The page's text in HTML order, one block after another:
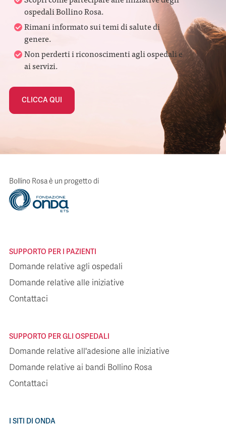
ospedali Bollino Rosa.
Rimani informato sui temi di salute di
genere.
Non perderti i riconoscimenti agli ospedali e
ai servizi.
CLICCA QUI
Bollino Rosa è un progetto di
SUPPORTO PER I PAZIENTI
Domande relative agli ospedali
Domande relative alle iniziative
Contattaci
SUPPORTO PER GLI OSPEDALI
Domande relative all'adesione alle iniziative
Domande relative ai bandi Bollino Rosa
Contattaci
I SITI DI ONDA